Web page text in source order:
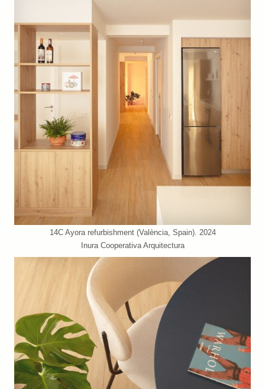
14C Ayora refurbishment (València, Spain). 2024
Inura Cooperativa Arquitectura